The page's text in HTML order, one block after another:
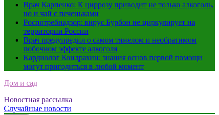
Врач Карпенко: К циррозу приводит не только алкоголь,
но и чай с печеньками
Роспотребнадзор: вирус Бурбон не циркулирует на
территории России
Врач предупредил о самом тяжелом и необратимом
побочном эффекте алкоголя
Кардиолог Кондрахин: знания основ первой помощи
могут пригодиться в любой момент
Дом и сад
Новостная рассылка
Случайные новости